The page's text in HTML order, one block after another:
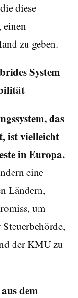
diese
einen
zu geben.
System
das
ist vielleicht
in Europa.
eine
Ländern,
um
der KMU zu
dem